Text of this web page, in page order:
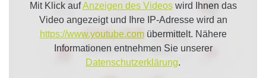
Mit Klick aufAnzeigen des Videoswird Ihnen das
Video angezeigt und Ihre IP-Adresse wird an
https://www.youtube.comübermittelt. Nähere
Informationen entnehmen Sie unserer
Datenschutzerklärung.